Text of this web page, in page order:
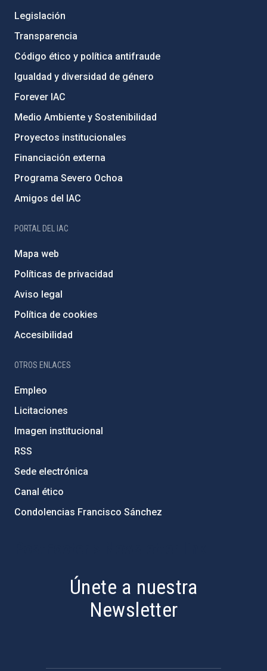
Legislación
Transparencia
Código ético y política antifraude
Igualdad y diversidad de género
Forever IAC
Medio Ambiente y Sostenibilidad
Proyectos institucionales
Financiación externa
Programa Severo Ochoa
Amigos del IAC
PORTAL DEL IAC
Mapa web
Políticas de privacidad
Aviso legal
Política de cookies
Accesibilidad
OTROS ENLACES
Empleo
Licitaciones
Imagen institucional
RSS
Sede electrónica
Canal ético
Condolencias Francisco Sánchez
Únete a nuestra
Newsletter